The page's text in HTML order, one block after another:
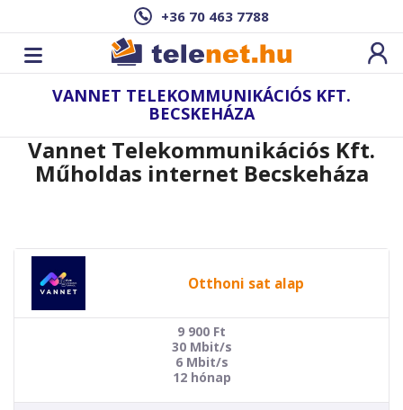
+36 70 463 7788
VANNET TELEKOMMUNIKÁCIÓS KFT.
BECSKEHÁZA
Vannet Telekommunikációs Kft.
Műholdas internet Becskeháza
Otthoni sat alap
9 900 Ft
30 Mbit/s
6 Mbit/s
12 hónap